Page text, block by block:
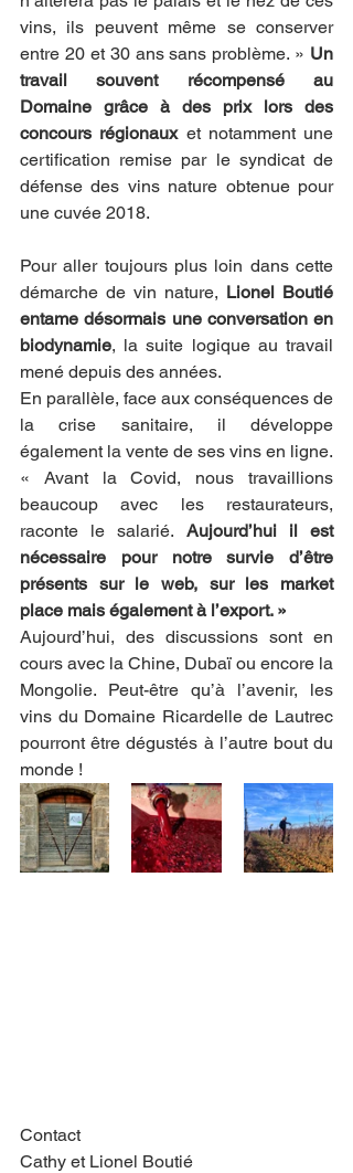
vins, ils peuvent même se conserver
entre 20 et 30 ans sans problème. » Un
travail souvent récompensé au
Domaine grâce à des prix lors des
concours régionaux et notamment une
certification remise par le syndicat de
défense des vins nature obtenue pour
une cuvée 2018.
Pour aller toujours plus loin dans cette
démarche de vin nature, Lionel Boutié
entame désormais une conversation en
biodynamie, la suite logique au travail
mené depuis des années.
En parallèle, face aux conséquences de
la crise sanitaire, il développe
également la vente de ses vins en ligne.
« Avant la Covid, nous travaillions
beaucoup avec les restaurateurs,
raconte le salarié. Aujourd’hui il est
nécessaire pour notre survie d’être
présents sur le web, sur les market
place mais également à l’export. »
Aujourd’hui, des discussions sont en
cours avec la Chine, Dubaï ou encore la
Mongolie. Peut-être qu’à l’avenir, les
vins du Domaine Ricardelle de Lautrec
pourront être dégustés à l’autre bout du
monde !
Contact
Cathy et Lionel Boutié